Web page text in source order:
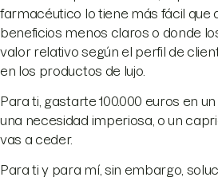
farmacéutico lo tiene más fácil que
beneficios menos claros o donde
valor relativo según el perfil de
en los productos de lujo.
Para ti, gastarte 100.000 euros en
una necesidad imperiosa, o un
vas a ceder.
Para ti y para mí, sin embargo,